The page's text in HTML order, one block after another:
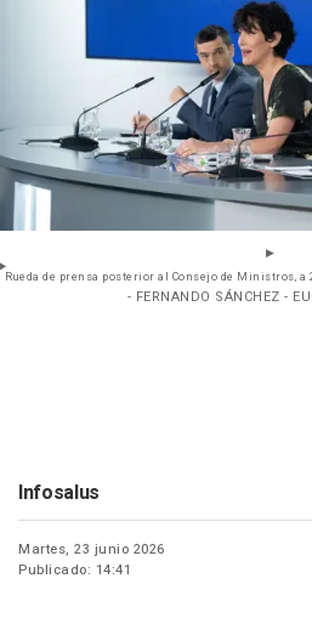
Rueda de prensa posterior al Consejo de Ministros, a
- FERNANDO SÁNCHEZ -
Infosalus
Martes, 23 junio 2026
Publicado: 14:41